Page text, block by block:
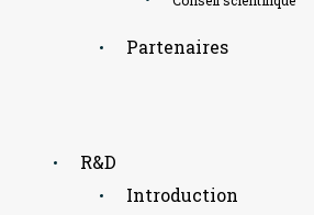
Partenaires
R&D
Introduction